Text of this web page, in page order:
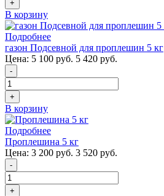
+
В корзину
Подробнее
газон Подсевной для проплешин 5 кг
Цена: 5 100 руб. 5 420 руб.
-
+
В корзину
Подробнее
Проплешина 5 кг
Цена: 3 200 руб. 3 520 руб.
-
+